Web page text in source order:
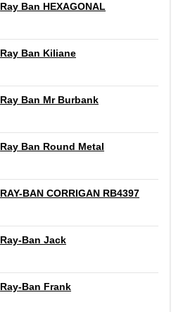
Ray Ban HEXAGONAL
Ray Ban Kiliane
Ray Ban Mr Burbank
Ray Ban Round Metal
RAY-BAN CORRIGAN RB4397
Ray-Ban Jack
Ray-Ban Frank